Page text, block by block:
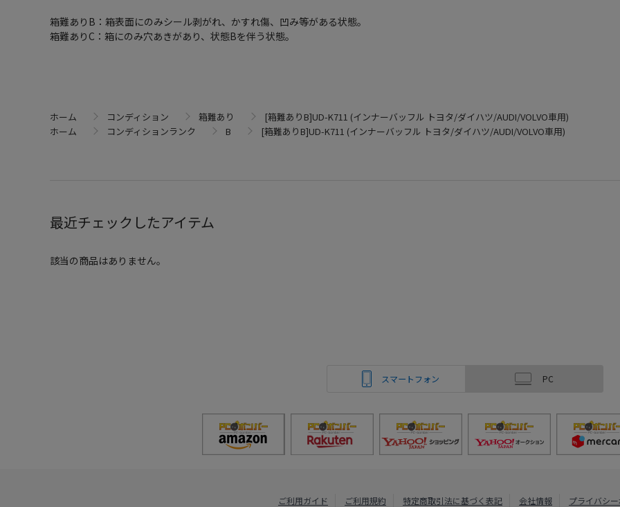
箱難ありB：箱表面にのみシール剥がれ、かすれ傷、凹み等がある状態。
箱難ありC：箱にのみ穴あきがあり、状態Bを伴う状態。
ホーム コンディション 箱難あり
[箱難ありB]UD-K711 (インナーバッフル トヨタ/ダイハツ/AUDI/VOLVO車用)
ホーム
コンディションランク B [箱難ありB]UD-K711 (インナーバッフル トヨタ/ダイハツ/AUDI/VOLVO車用)
最近チェックしたアイテム
該当の商品はありません。
スマートフォン PC
ご利用ガイド ご利用規約 特定商取引法に基づく表記 会社情報 プライバシ